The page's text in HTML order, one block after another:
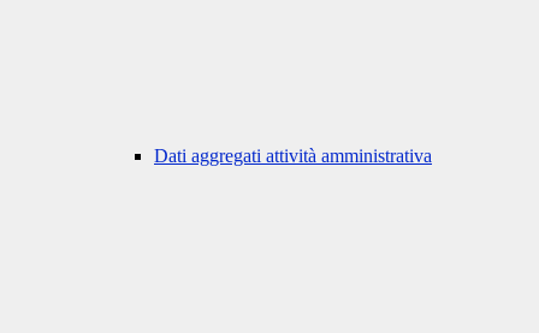
Dati aggregati attività amministrativa